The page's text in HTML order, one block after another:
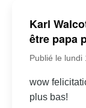
Karl
être papa
Publié le lundi
wow
plus bas!